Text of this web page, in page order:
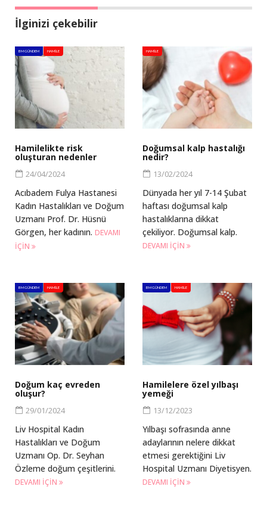
İlginizi çekebilir
BM GÜNDEM HAMILE
Hamilelikte risk
oluşturan nedenler
24/04/2024
Acıbadem Fulya Hastanesi
Kadın Hastalıkları ve Doğum
Uzmanı Prof. Dr. Hüsnü
Görgen, her kadının. DEVAMI
IÇIN
HAMILE
Doğumsal kalp hastalığı
nedir?
13/02/2024
Dünyada her yıl 7-14 Şubat
haftası doğumsal kalp
hastalıklarına dikkat
çekiliyor. Doğumsal kalp.
DEVAMI IÇIN
BM GÜNDEM HAMILE
Doğum kaç evreden
oluşur?
29/01/2024
Liv Hospital Kadın
Hastalıkları ve Doğum
Uzmanı Op. Dr. Seyhan
Özleme doğum çeşitlerini.
DEVAMI IÇIN
BM GÜNDEM HAMILE
Hamilelere özel yılbaşı
yemeği
13/12/2023
Yılbaşı sofrasında anne
adaylarının nelere dikkat
etmesi gerektiğini Liv
Hospital Uzmanı Diyetisyen.
DEVAMI IÇIN